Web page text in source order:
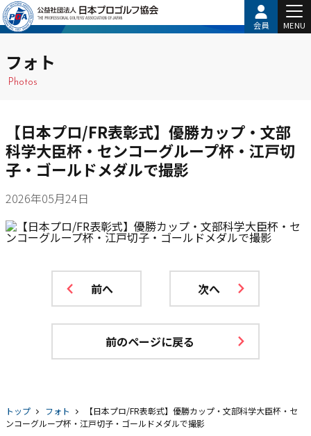
会員 MENU
フォト
Photos
【日本プロ/FR表彰式】優勝カップ・文部
科学大臣杯・センコーグループ杯・江戸切
子・ゴールドメダルで撮影
2026年05月24日
前へ 次へ
前のページに戻る
トップ フォト
【日本プロ/FR表彰式】優勝カップ・文部科学大臣杯・セ
ンコーグループ杯・江戸切子・ゴールドメダルで撮影